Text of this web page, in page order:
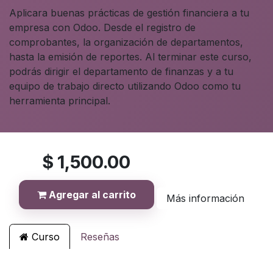
Aplicara buenas prácticas de gestión financiera a tu
empresa con Odoo. Desde el registro de
comprobantes, la organización de departamentos,
hasta la emisión de reportes. Al terminar este curso,
podrás dirigir el departamento de finanzas y a tu
equipo de trabajo directo utilizando Odoo como tu
herramienta principal.
$ 1,500.00
Agregar al carrito Más información
Curso Reseñas